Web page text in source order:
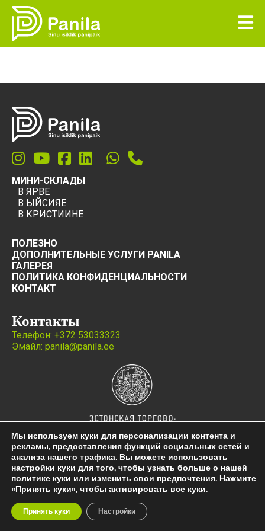
МИНИ-СКЛАДЫ
В ЯРВЕ
В ЫЙСИЯЕ
В КРИСТИИНЕ
ПОЛЕЗНО
ДОПОЛНИТЕЛЬНЫЕ УСЛУГИ PANILA
ГАЛЕРЕЯ
ПОЛИТИКА КОНФИДЕНЦИАЛЬНОСТИ
КОНТАКТ
Контакты
Телефон: +372 53033323
Эмайл: panila@panila.ee
Copyright © 2024 Panila ®
Мы используем куки для персонализации контента и
рекламы, предоставления функций социальных сетей и
анализа нашего трафика. Вы можете использовать
настройки куки для того, чтобы узнать больше о нашей
политике куки или изменить свои предпочтения. Нажмите
«Принять куки», чтобы активировать все куки.
Принять куки Настройки